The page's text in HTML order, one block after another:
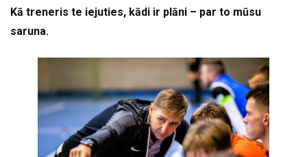
Kā treneris te iejuties, kādi ir plāni – par to mūsu
saruna.